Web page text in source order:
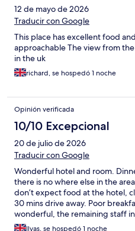
12 de mayo de 2026
Traducir con Google
This place has excellent food
approachable The view from
in the uk
richard, se hospedó 1 noche
Opinión verificada
10/10 Excepcional
20 de julio de 2026
Traducir con Google
Wonderful hotel and room.
there is no where else in the
don’t expect food at the hotel,
30 mins drive away. Poor
wonderful, the remaining staff
approachable at all.
Ilyas, se hospedó 1 noche